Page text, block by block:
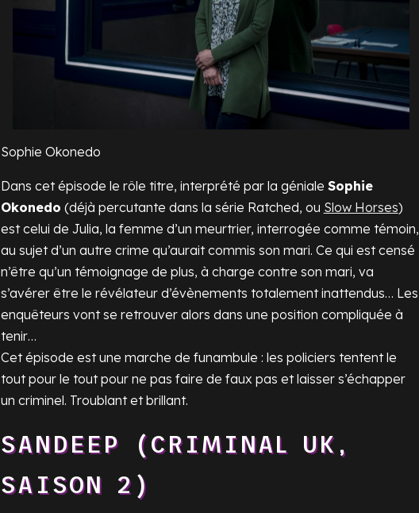
Sophie Okonedo
Dans cet épisode le rôle titre, interprété par la géniale Sophie
Okonedo (déjà percutante dans la série Ratched, ou Slow Horses)
est celui de Julia, la femme d’un meurtrier, interrogée comme témoin,
au sujet d’un autre crime qu’aurait commis son mari. Ce qui est censé
n’être qu’un témoignage de plus, à charge contre son mari, va
s’avérer être le révélateur d’évènements totalement inattendus… Les
enquêteurs vont se retrouver alors dans une position compliquée à
tenir…
Cet épisode est une marche de funambule : les policiers tentent le
tout pour le tout pour ne pas faire de faux pas et laisser s’échapper
un criminel. Troublant et brillant.
SANDEEP (CRIMINAL UK,
SAISON 2)